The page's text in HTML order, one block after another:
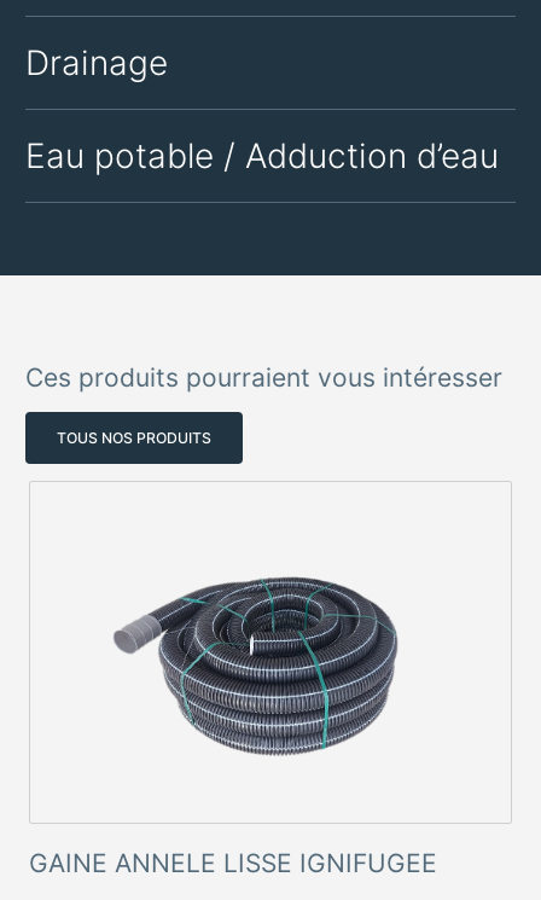
Drainage
Eau potable / Adduction d’eau
Ces produits pourraient vous intéresser
TOUS NOS PRODUITS
GAINE ANNELE LISSE IGNIFUGEE